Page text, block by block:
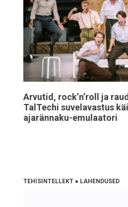
Arvutid, rock’n’roll ja
TalTechi suvelavastus
ajarännaku-emulaatori
TEHISINTELLEKT ● LAHENDUSED